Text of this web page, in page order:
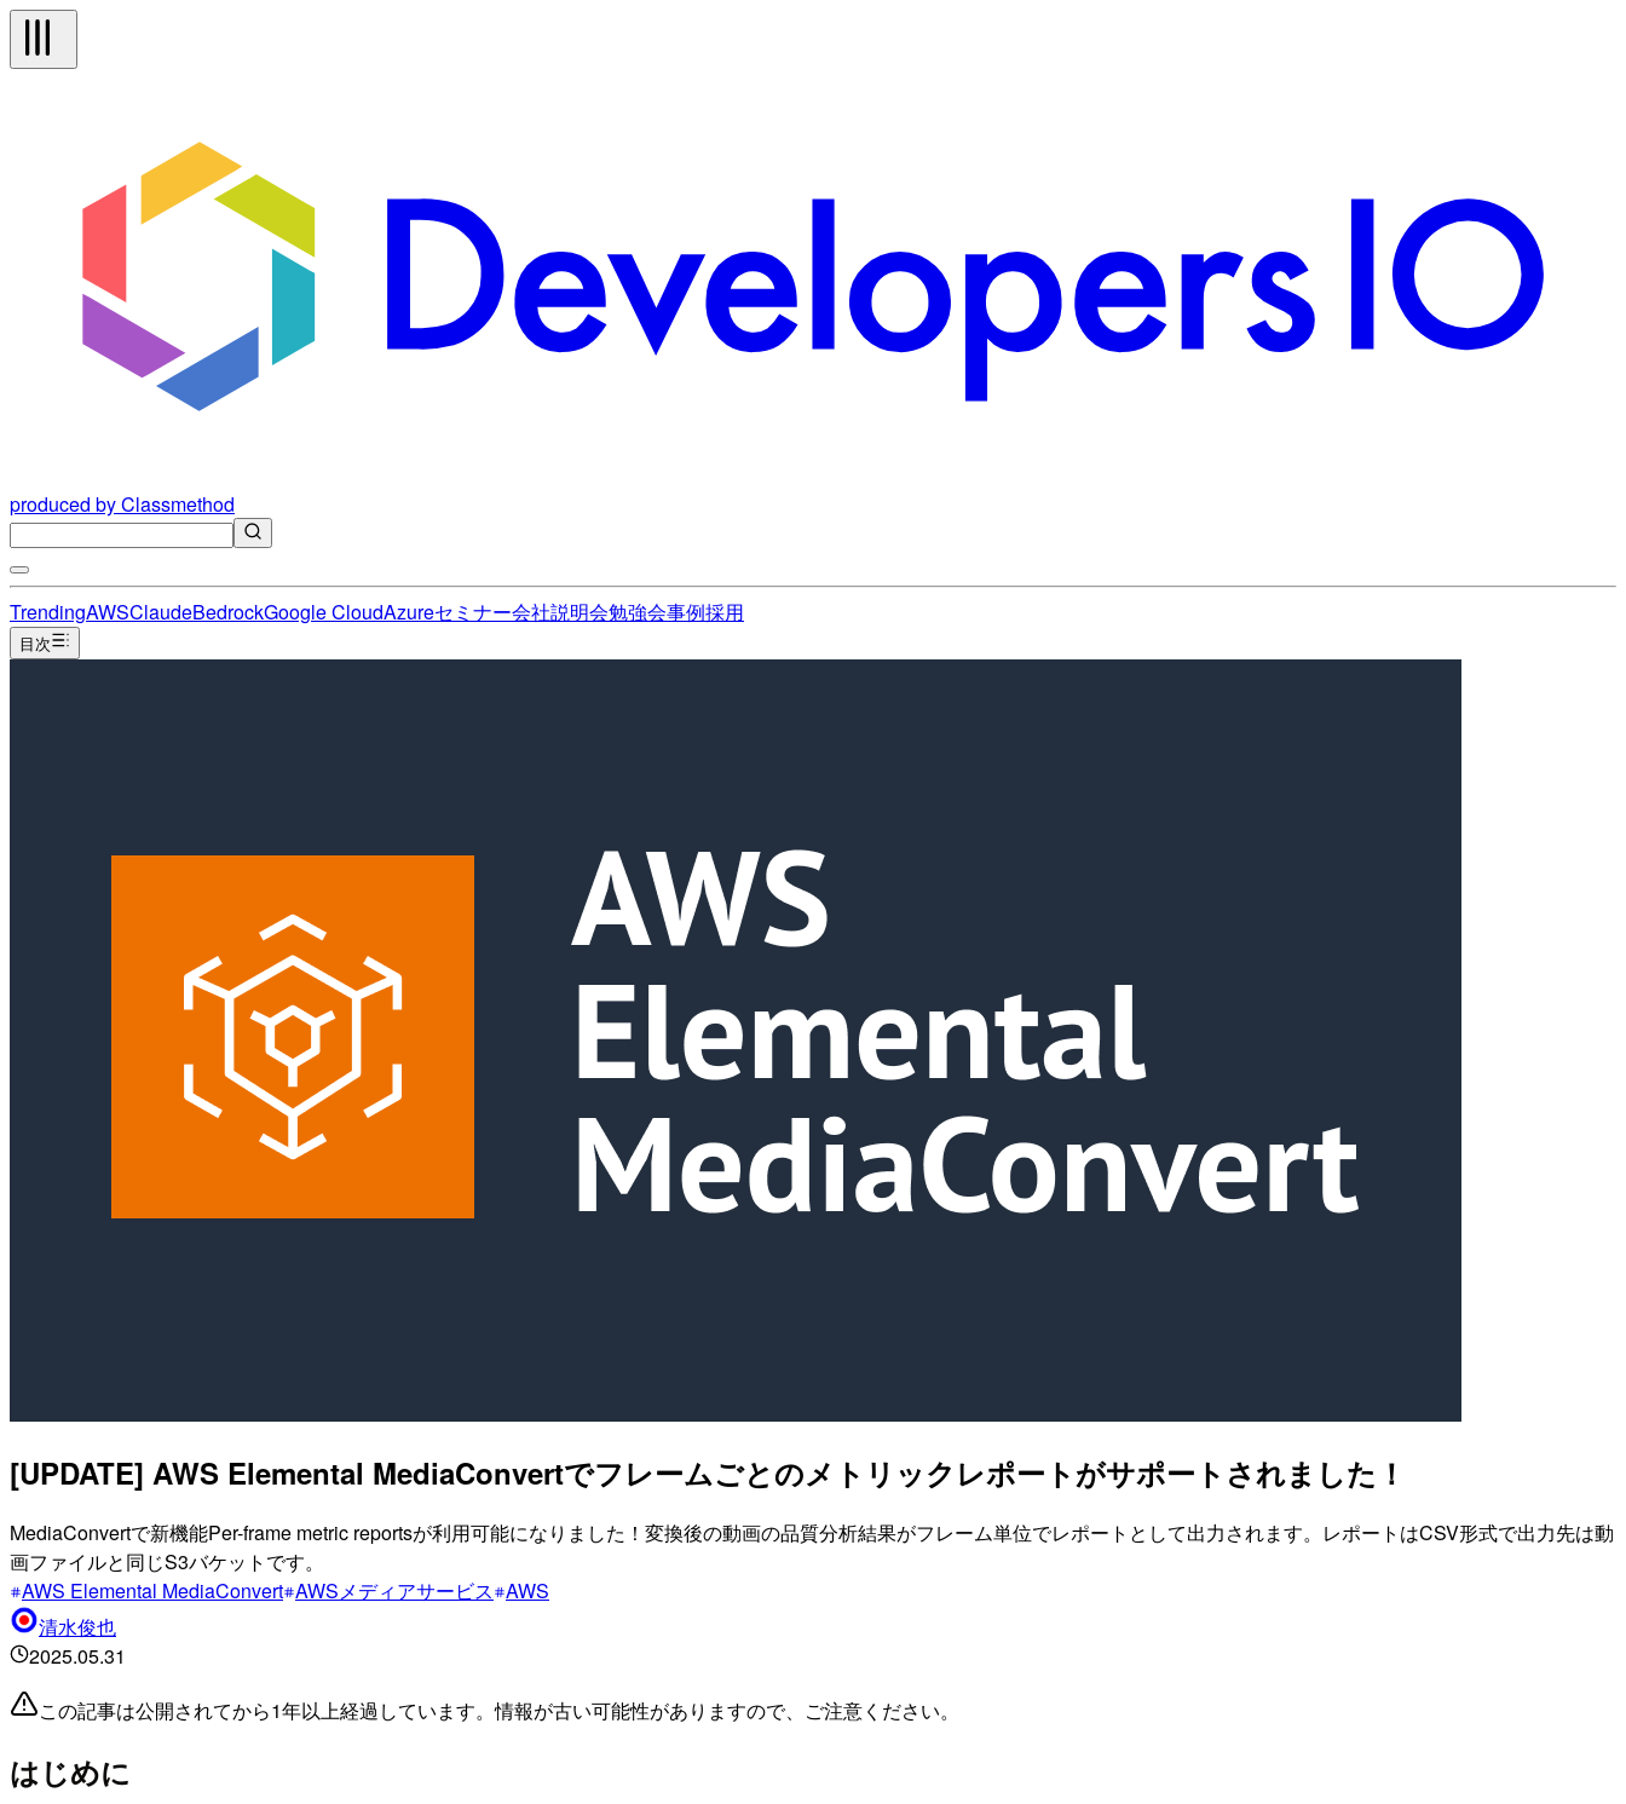
produced by Classmethod
TrendingAWSClaudeBedrockGoogle CloudAzureセミナー会社説明会勉強会事例採用
目次
[UPDATE] AWS Elemental MediaConvertでフレームごとのメトリックレポートがサポートされました！
MediaConvertで新機能Per-frame metric reportsが利用可能になりました！変換後の動画の品質分析結果がフレーム単位でレポートとして出力されます。レポートはCSV形式で出力先は動
画ファイルと同じS3バケットです。
AWS Elemental MediaConvert AWSメディアサービス AWS
清水俊也
2025.05.31
この記事は公開されてから1年以上経過しています。情報が古い可能性がありますので、ご注意ください。
はじめに